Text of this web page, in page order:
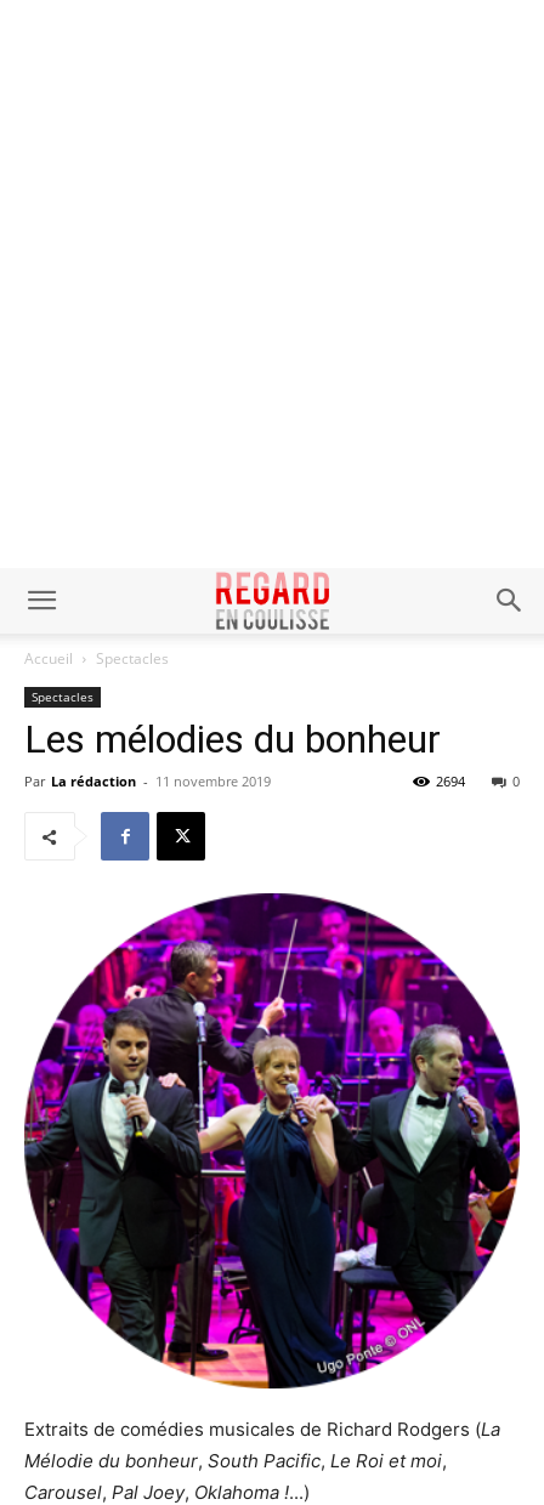
Accueil Spectacles
Spectacles
Les mélodies du bonheur
Par La rédaction - 11 novembre 2019 0
2694
Extraits de comédies musicales de Richard Rodgers (La
Mélodie du bonheur, South Pacific, Le Roi et moi,
Carousel, Pal Joey, Oklahoma !...)